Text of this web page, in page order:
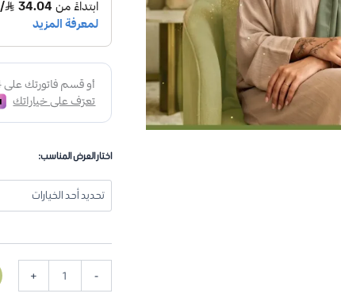
اختار العرض المناسب:
-
+